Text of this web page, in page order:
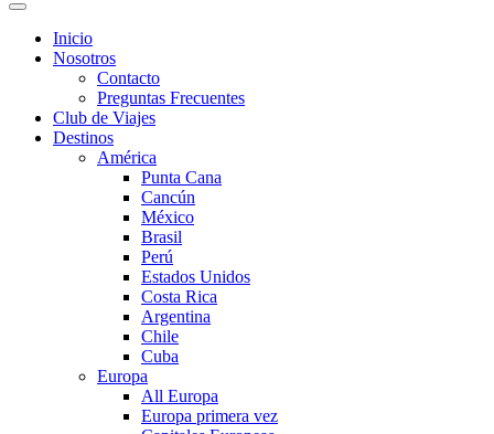
Inicio
Nosotros
Contacto
Preguntas Frecuentes
Club de Viajes
Destinos
América
Punta Cana
Cancún
México
Brasil
Perú
Estados Unidos
Costa Rica
Argentina
Chile
Cuba
Europa
All Europa
Europa primera vez